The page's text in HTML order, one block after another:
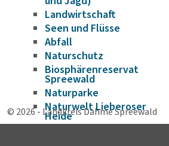
Landwirtschaft
Seen und Flüsse
Abfall
Naturschutz
Biosphärenreservat
Spreewald
Naturparke
Naturwelt Lieberoser
Heide
© 2026 - Landkreis Dahme Spreewald